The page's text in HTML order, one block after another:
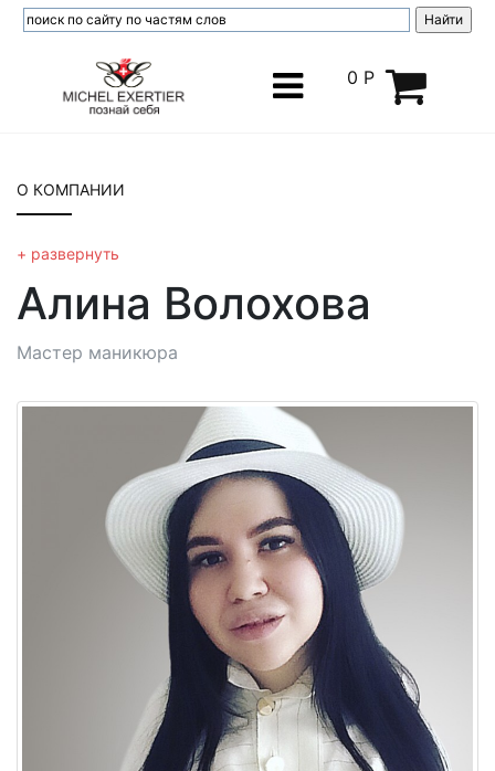
0 Р
О КОМПАНИИ
контакты
события
специалисты
партнеры
доставка
политика конфиденциальности
+ развернуть
Алина Волохова
Мастер маникюра